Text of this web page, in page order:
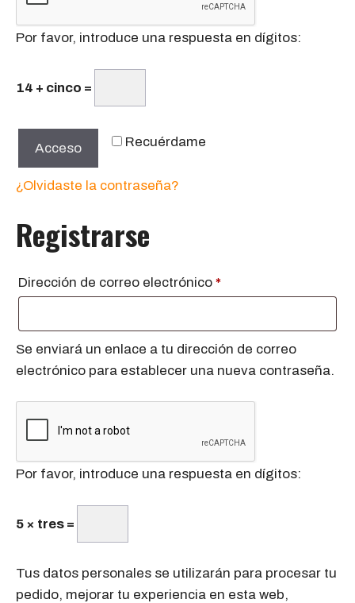
Por favor, introduce una respuesta en dígitos:
14 + cinco =
Recuérdame
Acceso
¿Olvidaste la contraseña?
Registrarse
Dirección de correo electrónico *Obligatorio
Se enviará un enlace a tu dirección de correo
electrónico para establecer una nueva contraseña.
Por favor, introduce una respuesta en dígitos:
5 × tres =
Tus datos personales se utilizarán para procesar tu
pedido, mejorar tu experiencia en esta web,